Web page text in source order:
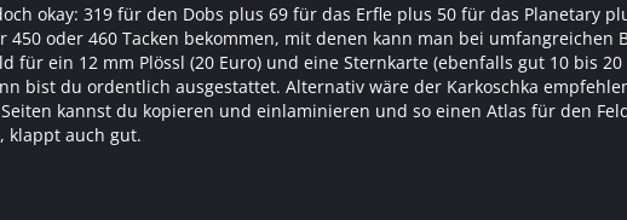
okay: 319 für den Dobs plus 69 für das Erfle plus 50 für das Planetary
450 oder 460 Tacken bekommen, mit denen kann man bei
für ein 12 mm Plössl (20 Euro) und eine Sternkarte (ebenfalls gut 10 bis
bist du ordentlich ausgestattet. Alternativ wäre der Karkoschka
kannst du kopieren und einlaminieren und so einen Atlas für den
klappt auch gut.